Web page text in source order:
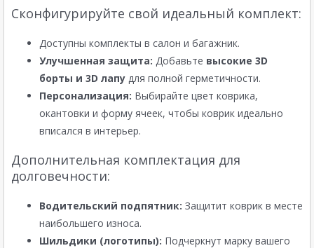
Сконфигурируйте свой идеальный комплект:
Доступны комплекты в салон и багажник.
Улучшенная защита: Добавьте высокие 3D
борты и 3D лапу для полной герметичности.
Персонализация: Выбирайте цвет коврика,
окантовки и форму ячеек, чтобы коврик идеально
вписался в интерьер.
Дополнительная комплектация для
долговечности:
Водительский подпятник: Защитит коврик в месте
наибольшего износа.
Шильдики (логотипы): Подчеркнут марку вашего